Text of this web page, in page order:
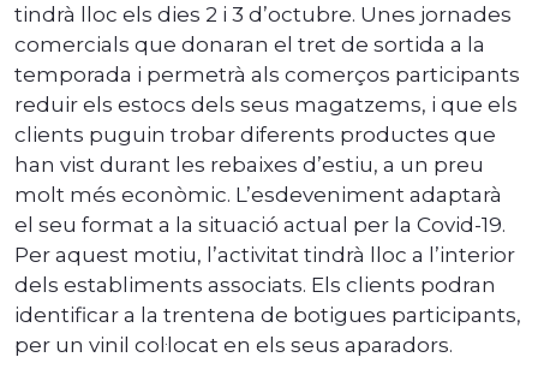
tindrà lloc els dies 2 i 3 d’octubre. Unes jornades
comercials que donaran el tret de sortida a la
temporada i permetrà als comerços participants
reduir els estocs dels seus magatzems, i que els
clients puguin trobar diferents productes que
han vist durant les rebaixes d’estiu, a un preu
molt més econòmic. L’esdeveniment adaptarà
el seu format a la situació actual per la Covid-19.
Per aquest motiu, l’activitat tindrà lloc a l’interior
dels establiments associats. Els clients podran
identificar a la trentena de botigues participants,
per un vinil col·locat en els seus aparadors.